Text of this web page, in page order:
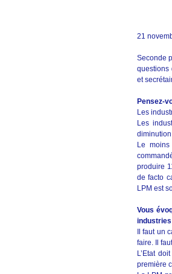
21
Seconde
questions
et
Pensez-
Les
Les
Le
produire
de facto
LPM est
Vous
industries
Il faut un
faire. Il
L’Etat
première